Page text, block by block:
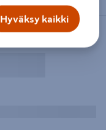
Hyväksy kaikki